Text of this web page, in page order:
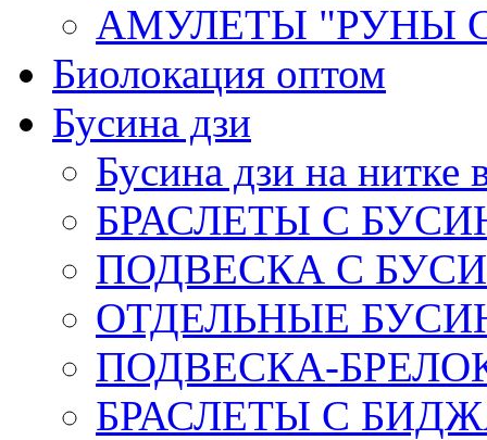
АМУЛЕТЫ "РУНЫ
Биолокация оптом
Бусина дзи
Бусина дзи на нитке
БРАСЛЕТЫ С
ПОДВЕСКА С
ОТДЕЛЬНЫЕ
ПОДВЕСКА-
БРАСЛЕТЫ С